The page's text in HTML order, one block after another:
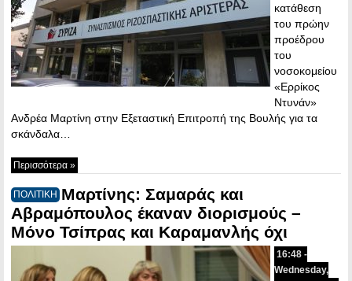
κατάθεση
του πρώην
προέδρου
του
νοσοκομείου
«Ερρίκος
Ντυνάν»
Ανδρέα Μαρτίνη στην Εξεταστική Επιτροπή της Βουλής για τα
σκάνδαλα…
Περισσότερα »
ΠΟΛΙΤΙΚΗ Μαρτίνης: Σαμαράς και
Αβραμόπουλος έκαναν διορισμούς –
Μόνο Τσίπρας και Καραμανλής όχι
16:48 -
Wednesday,